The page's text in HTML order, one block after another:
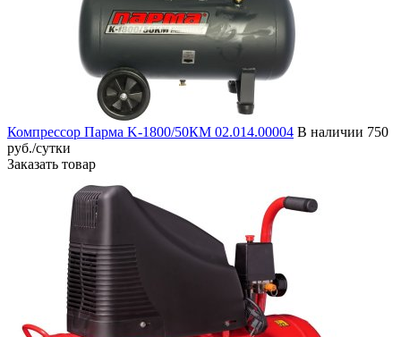
Компрессор Парма K-1800/50КМ 02.014.00004 В наличии 750
руб./сутки
Заказать товар